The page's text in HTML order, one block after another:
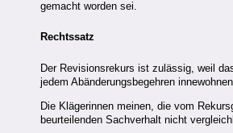
gemacht worden sei.
Rechtssatz
Der Revisionsrekurs ist zulässig, weil
jedem Abänderungsbegehren
Die Klägerinnen meinen, die vom
beurteilenden Sachverhalt nicht